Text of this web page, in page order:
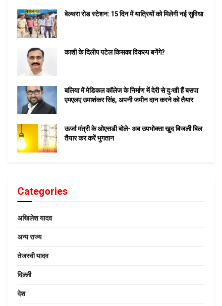
बेल्थरा रोड स्टेशन: 15 दिन में यात्रियों को मिलेगी नई सुविधा
काशी के दिलीप पटेल किसका विकल्प बनेंगे?
बलिया में मेडिकल कॉलेज के निर्माण में देरी से दुःखी हैं बसपा
एमएलए उमाशंकर सिंह, अपनी जमीन दान करने को तैयार
ऊर्जा मंत्री के ओएसडी बोले- अब उपभोक्ता खुद बिजली बिल
तैयार कर करें भुगतान
Categories
अखिलेश यादव
अन्य राज्य
तेजस्वी यादव
दिल्ली
देश